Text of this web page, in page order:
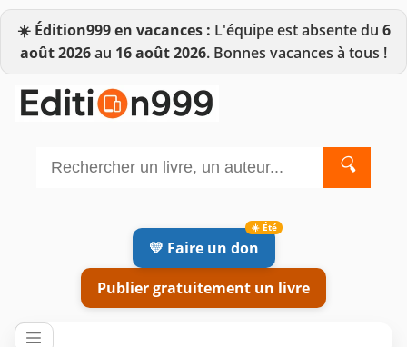
☀️ Édition999 en vacances : L'équipe est absente du 6
août 2026au 16 août 2026. Bonnes vacances à tous !
🔍
💛 Faire un don
Publier gratuitement un livre